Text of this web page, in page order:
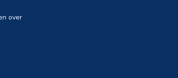
over